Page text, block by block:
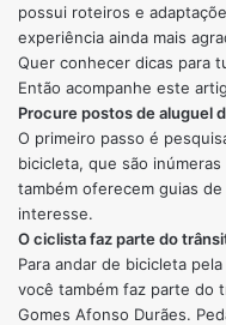
possui roteiros e
experiência ainda mais
Quer conhecer dicas para
Então acompanhe este
Procure postos de aluguel
O primeiro passo é
bicicleta, que são
também oferecem guias
interesse.
O ciclista faz parte do
Para andar de bicicleta
você também faz parte do
Gomes Afonso Durães.